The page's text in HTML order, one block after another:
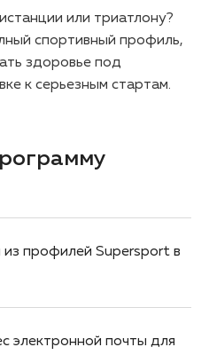
или триатлону?
спортивный профиль,
здоровье под
к серьезным стартам.
профилей Supersport в
электронной почты для